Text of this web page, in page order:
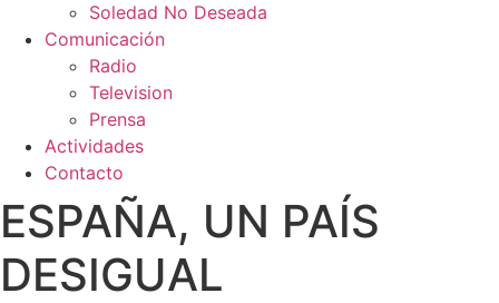
Soledad No Deseada
Comunicación
Radio
Television
Prensa
Actividades
Contacto
ESPAÑA, UN PAÍS
DESIGUAL